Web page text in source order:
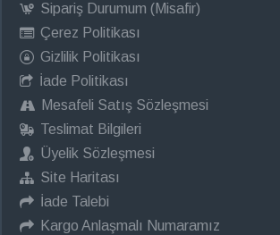
Sipariş Durumum (Misafir)
Çerez Politikası
Gizlilik Politikası
İade Politikası
Mesafeli Satış Sözleşmesi
Teslimat Bilgileri
Üyelik Sözleşmesi
Site Haritası
İade Talebi
Kargo Anlaşmalı Numaramız